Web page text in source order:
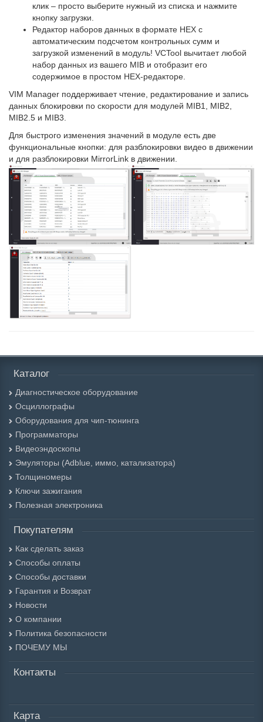
клик – просто выберите нужный из списка и нажмите
кнопку загрузки.
Редактор наборов данных в формате HEX с
автоматическим подсчетом контрольных сумм и
загрузкой изменений в модуль! VCTool вычитает любой
набор данных из вашего MIB и отобразит его
содержимое в простом HEX-редакторе.
VIM Manager поддерживает чтение, редактирование и запись
данных блокировки по скорости для модулей MIB1, MIB2,
MIB2.5 и MIB3.
Для быстрого изменения значений в модуле есть две
функциональные кнопки: для разблокировки видео в движении
и для разблокировки MirrorLink в движении.
Каталог
Диагностическое оборудование
Осциллографы
Оборудования для чип-тюнинга
Программаторы
Видеоэндоскопы
Эмуляторы (Adblue, иммо, катализатора)
Толщиномеры
Ключи зажигания
Полезная электроника
Покупателям
Как сделать заказ
Способы оплаты
Способы доставки
Гарантия и Возврат
Новости
О компании
Политика безопасности
ПОЧЕМУ МЫ
Контакты
Карта